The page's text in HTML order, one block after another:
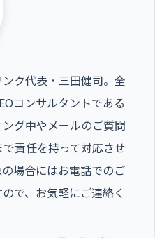
ク代表・三田健司。全
コンサルタントである
グ中やメールのご質問
責任を持って対応させ
場合にはお電話でのご
で、お気軽にご連絡く